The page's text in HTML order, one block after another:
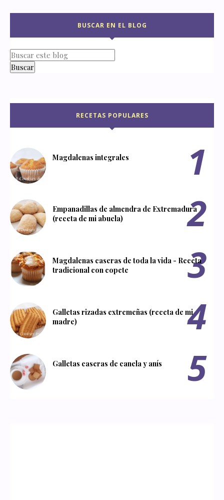
BUSCAR EN EL BLOG
RECETAS POPULARES
Magdalenas integrales
Empanadillas de almendra de Extremadura
(receta de mi abuela)
Magdalenas caseras de toda la vida - Receta
tradicional con copete
Galletas rizadas extremeñas (receta de mi
madre)
Galletas caseras de canela y anís